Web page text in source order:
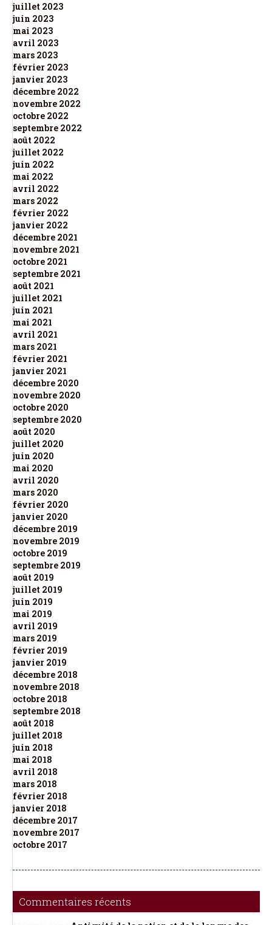
juillet 2023
juin 2023
mai 2023
avril 2023
mars 2023
février 2023
janvier 2023
décembre 2022
novembre 2022
octobre 2022
septembre 2022
août 2022
juillet 2022
juin 2022
mai 2022
avril 2022
mars 2022
février 2022
janvier 2022
décembre 2021
novembre 2021
octobre 2021
septembre 2021
août 2021
juillet 2021
juin 2021
mai 2021
avril 2021
mars 2021
février 2021
janvier 2021
décembre 2020
novembre 2020
octobre 2020
septembre 2020
août 2020
juillet 2020
juin 2020
mai 2020
avril 2020
mars 2020
février 2020
janvier 2020
décembre 2019
novembre 2019
octobre 2019
septembre 2019
août 2019
juillet 2019
juin 2019
mai 2019
avril 2019
mars 2019
février 2019
janvier 2019
décembre 2018
novembre 2018
octobre 2018
septembre 2018
août 2018
juillet 2018
juin 2018
mai 2018
avril 2018
mars 2018
février 2018
janvier 2018
décembre 2017
novembre 2017
octobre 2017
Commentaires récents